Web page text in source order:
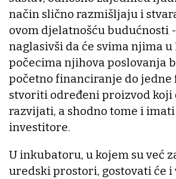
način slično razmišljaju i
ovom djelatnošću budućnosti
naglasivši da će svima njima
počecima njihova poslovanja
početno financiranje do jedne
stvoriti određeni proizvod koji
razvijati, a shodno tome i
investitore.
U inkubatoru, u kojem su već
uredski prostori, gostovati će i